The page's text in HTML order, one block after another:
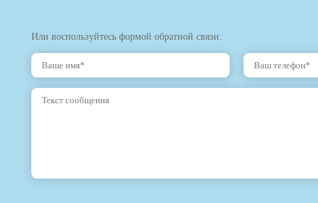
Или воспользуйтесь формой обратной связи: